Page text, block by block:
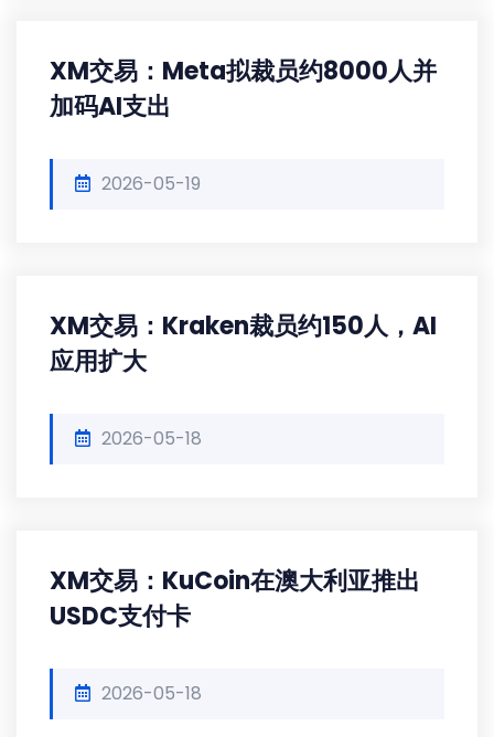
XM交易：Meta拟裁员约8000人并
加码AI支出
2026-05-19
XM交易：Kraken裁员约150人，AI
应用扩大
2026-05-18
XM交易：KuCoin在澳大利亚推出
USDC支付卡
2026-05-18